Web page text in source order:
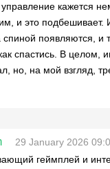
кажется
и это подбешивает.
спиной появляются, и
спастись. В целом,
но, на мой взгляд,
29 January 2026
геймплей и